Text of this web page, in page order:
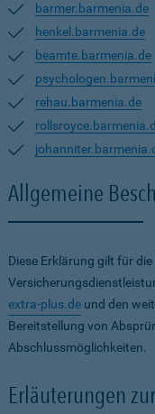
barmer.barmenia.de
henkel.barmenia.de
beamte.barmenia.de
rehau.barmenia.de
Allgemeine
Diese Erklärung gilt für
extra-plus.de und den
Bereitstellung von
Abschlussmöglichkeiten.
Erläuterungen